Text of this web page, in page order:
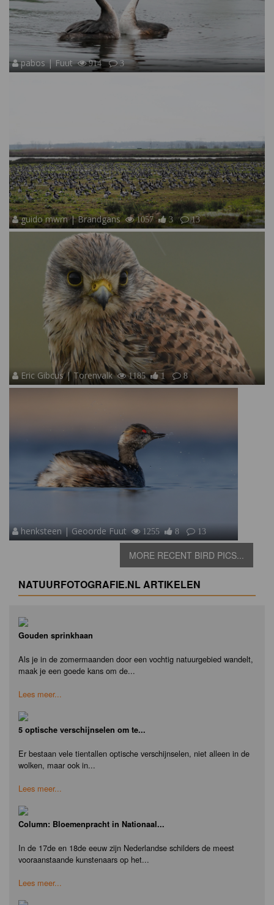
pabos | Fuut 914 3
guido mwm | Brandgans 1057 3 13
Eric Gibcus | Torenvalk 1185 1 8
henksteen | Geoorde Fuut 1255 8 13
MORE RECENT BIRD PICS...
NATUURFOTOGRAFIE.NL ARTIKELEN
Gouden sprinkhaan
Als je in de zomermaanden door een vochtig natuurgebied wandelt,
maak je een goede kans om de...
Lees meer...
5 optische verschijnselen om te...
Er bestaan vele tientallen optische verschijnselen, niet alleen in de
wolken, maar ook in...
Lees meer...
Column: Bloemenpracht in Nationaal...
In de 17de en 18de eeuw zijn Nederlandse schilders de meest
vooraanstaande kunstenaars op het...
Lees meer...